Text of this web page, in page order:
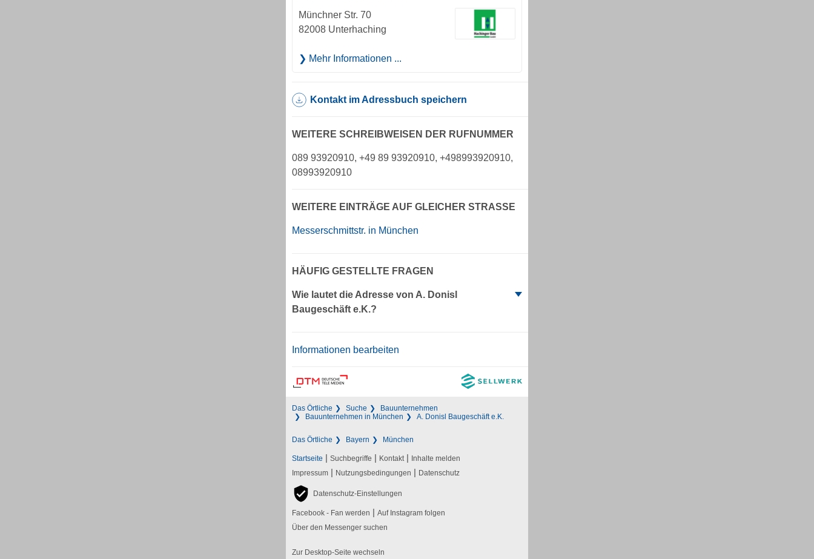
Münchner Str. 70
82008 Unterhaching
Mehr Informationen ...
Kontakt im Adressbuch speichern
WEITERE SCHREIBWEISEN DER RUFNUMMER
089 93920910, +49 89 93920910, +498993920910,
08993920910
WEITERE EINTRÄGE AUF GLEICHER STRASSE
Messerschmittstr. in München
HÄUFIG GESTELLTE FRAGEN
Wie lautet die Adresse von A. Donisl
Baugeschäft e.K.?
Informationen bearbeiten
Das Örtliche Suche
Bauunternehmen
Bauunternehmen in München
A. Donisl Baugeschäft e.K.
Das Örtliche Bayern München
Startseite | Suchbegriffe | Kontakt | Inhalte melden
Impressum | Nutzungsbedingungen | Datenschutz
Datenschutz-Einstellungen
Facebook - Fan werden | Auf Instagram folgen
Über den Messenger suchen
Zur Desktop-Seite wechseln